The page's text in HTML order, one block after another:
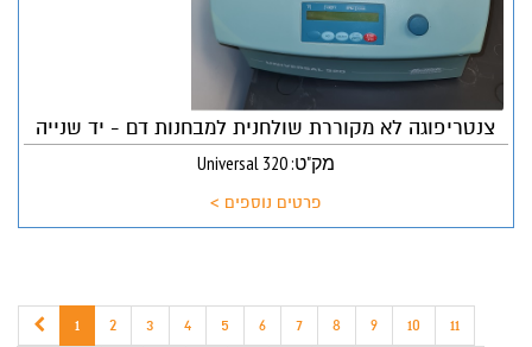
צנטריפוגה לא מקוררת שולחנית למבחנות דם - יד שנייה
מק"ט: Universal 320
פרטים נוספים >
1 2 3 4 5 6 7 8 9 10
11